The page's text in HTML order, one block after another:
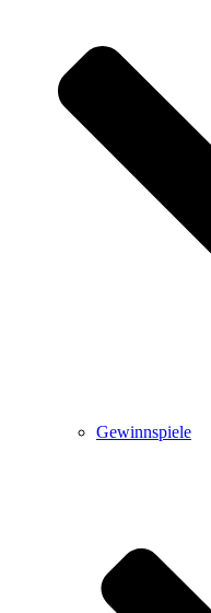
Gewinnspiele